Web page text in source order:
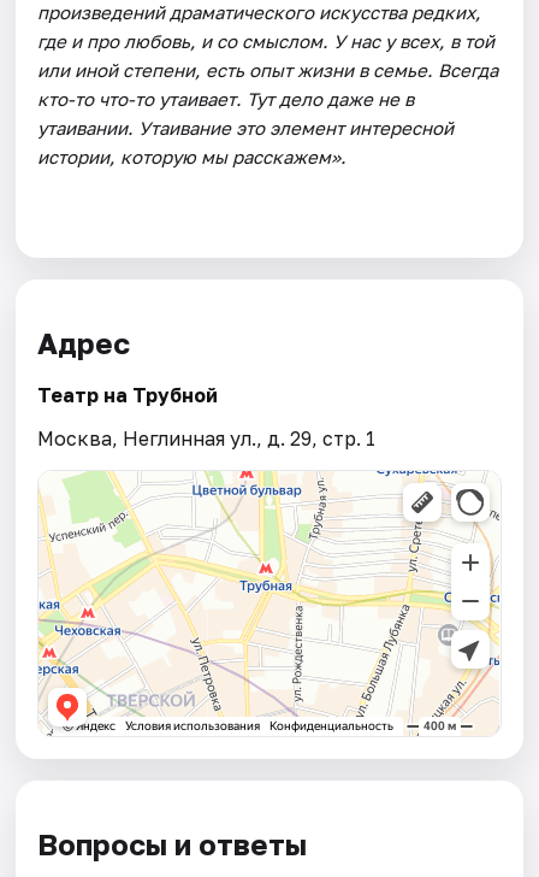
произведений драматического искусства редких,
где и про любовь, и со смыслом. У нас у всех, в той
или иной степени, есть опыт жизни в семье. Всегда
кто-то что-то утаивает. Тут дело даже не в
утаивании. Утаивание это элемент интересной
истории, которую мы расскажем».
Адрес
Театр на Трубной
Москва, Неглинная ул., д. 29, стр. 1
Вопросы и ответы